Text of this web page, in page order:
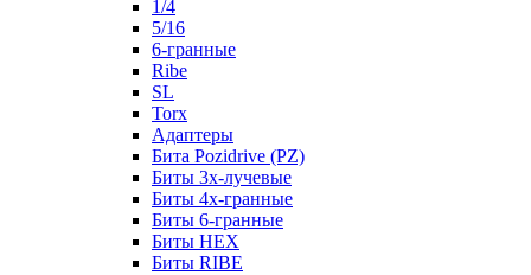
1/4
5/16
6-гранные
Ribe
SL
Torx
Адаптеры
Бита Pozidrive (PZ)
Биты 3х-лучевые
Биты 4х-гранные
Биты 6-гранные
Биты HEX
Биты RIBE